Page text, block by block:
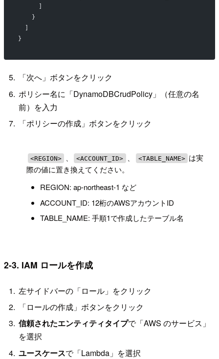
    }
}
「次へ」ボタンをクリック
ポリシー名に「DynamoDBCrudPolicy」（任意の名
前）を入力
「ポリシーの作成」ボタンをクリック
<REGION> 、 <ACCOUNT_ID> 、 <TABLE_NAME> は実
際の値に置き換えてください。
REGION: ap-northeast-1 など
ACCOUNT_ID: 12桁のAWSアカウントID
TABLE_NAME: 手順1で作成したテーブル名
2-3. IAM ロールを作成
左サイドバーの「ロール」をクリック
「ロールの作成」ボタンをクリック
信頼されたエンティティタイプで「AWS のサービス」
を選択
ユースケースで「Lambda」を選択